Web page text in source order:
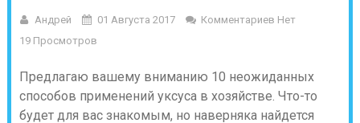
Андрей 01 Августа 2017
Комментариев Нет
19 Просмотров
Предлагаю вашему вниманию 10 неожиданных
способов применений уксуса в хозяйстве. Что-то
будет для вас знакомым, но наверняка найдется